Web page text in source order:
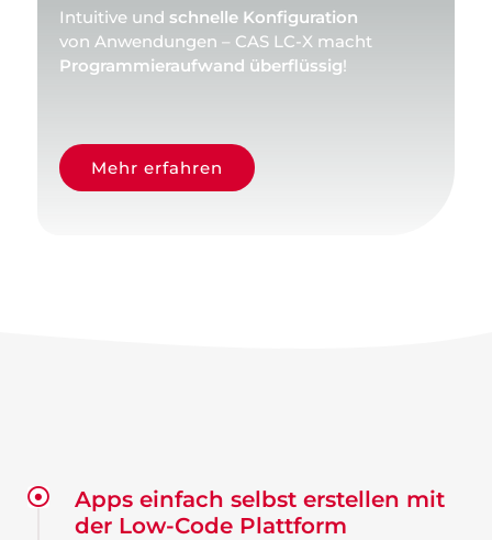
Intuitive und schnelle Konfiguration
von Anwendungen – CAS LC-X macht
Programmieraufwand überflüssig!
Mehr erfahren
Apps einfach selbst erstellen mit
der Low-Code Plattform